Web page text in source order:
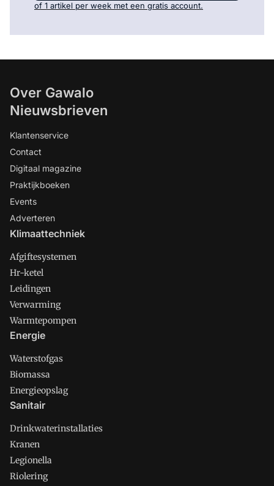
of 1 artikel per week met een gratis account.
Over Gawalo
Nieuwsbrieven
Klantenservice
Contact
Digitaal magazine
Praktijkboeken
Events
Adverteren
Klimaattechniek
Afgiftesystemen
Hr-ketel
Leidingen
Verwarming
Warmtepompen
Energie
Waterstofgas
Biomassa
Energieopslag
Sanitair
Drinkwaterinstallaties
Kranen
Legionella
Riolering